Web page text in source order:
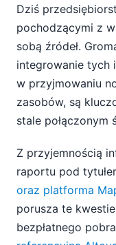
Dziś
pochodzącymi z
sobą źródeł.
integrowanie tych
w przyjmowaniu
zasobów, są
stale połączonym
Z przyjemnością
raportu pod
oraz platforma
porusza te
bezpłatnego